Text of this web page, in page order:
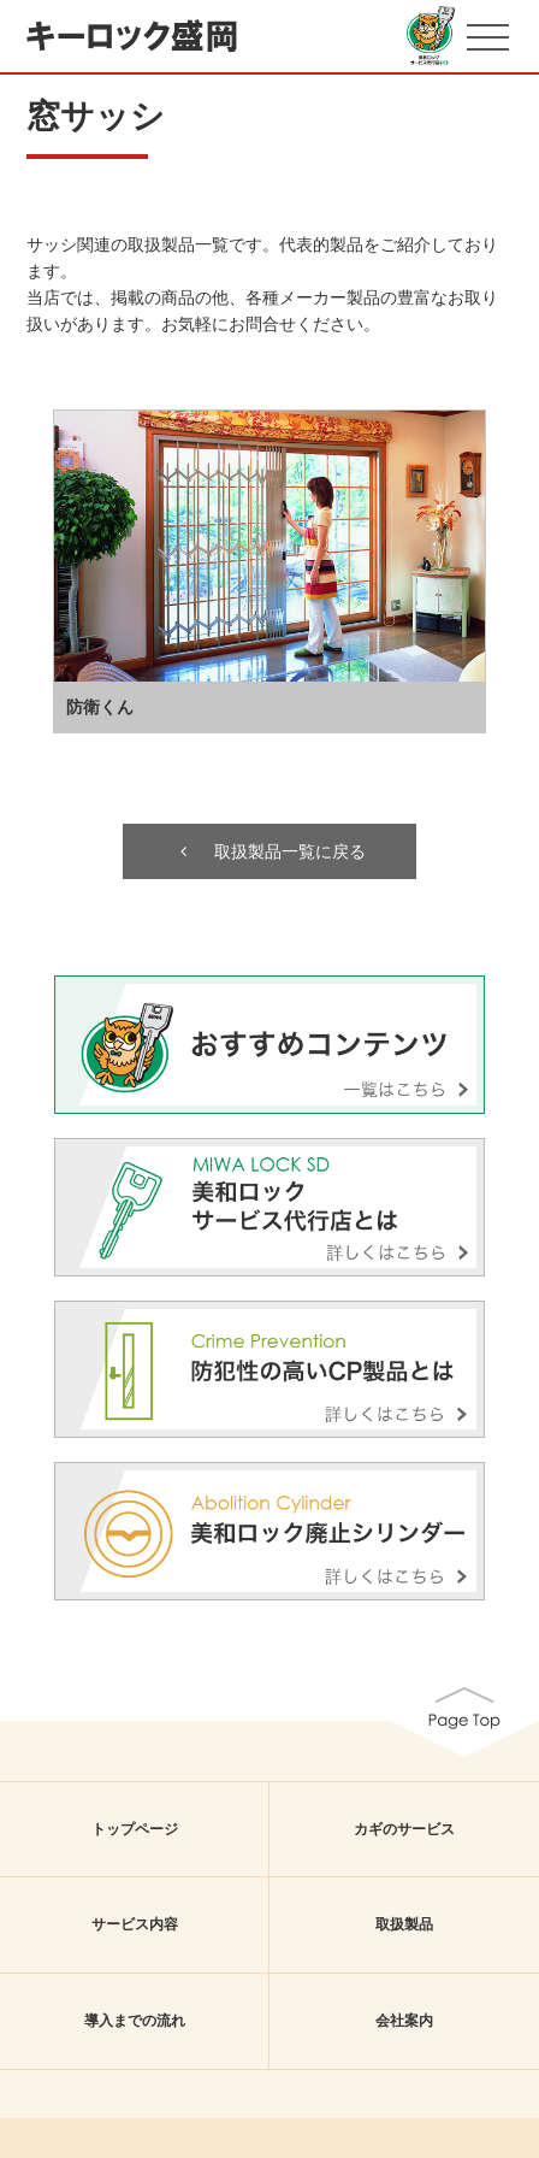
窓サッシ
サッシ関連の取扱製品一覧です。代表的製品をご紹介しており
ます。
当店では、掲載の商品の他、各種メーカー製品の豊富なお取り
扱いがあります。お気軽にお問合せください。
防衛くん
取扱製品一覧に戻る
トップページ カギのサービス
サービス内容 取扱製品
導入までの流れ 会社案内